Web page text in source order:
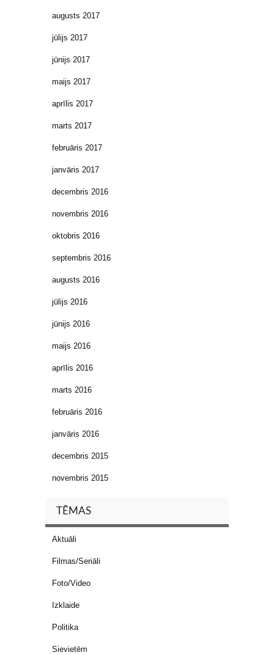
augusts 2017
jūlijs 2017
jūnijs 2017
maijs 2017
aprīlis 2017
marts 2017
februāris 2017
janvāris 2017
decembris 2016
novembris 2016
oktobris 2016
septembris 2016
augusts 2016
jūlijs 2016
jūnijs 2016
maijs 2016
aprīlis 2016
marts 2016
februāris 2016
janvāris 2016
decembris 2015
novembris 2015
TĒMAS
Aktuāli
Filmas/Seriāli
Foto/Video
Izklaide
Politika
Sievietēm